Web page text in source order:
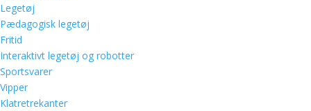
Legetøj
Pædagogisk legetøj
Fritid
Interaktivt legetøj og robotter
Sportsvarer
Vipper
Klatretrekanter